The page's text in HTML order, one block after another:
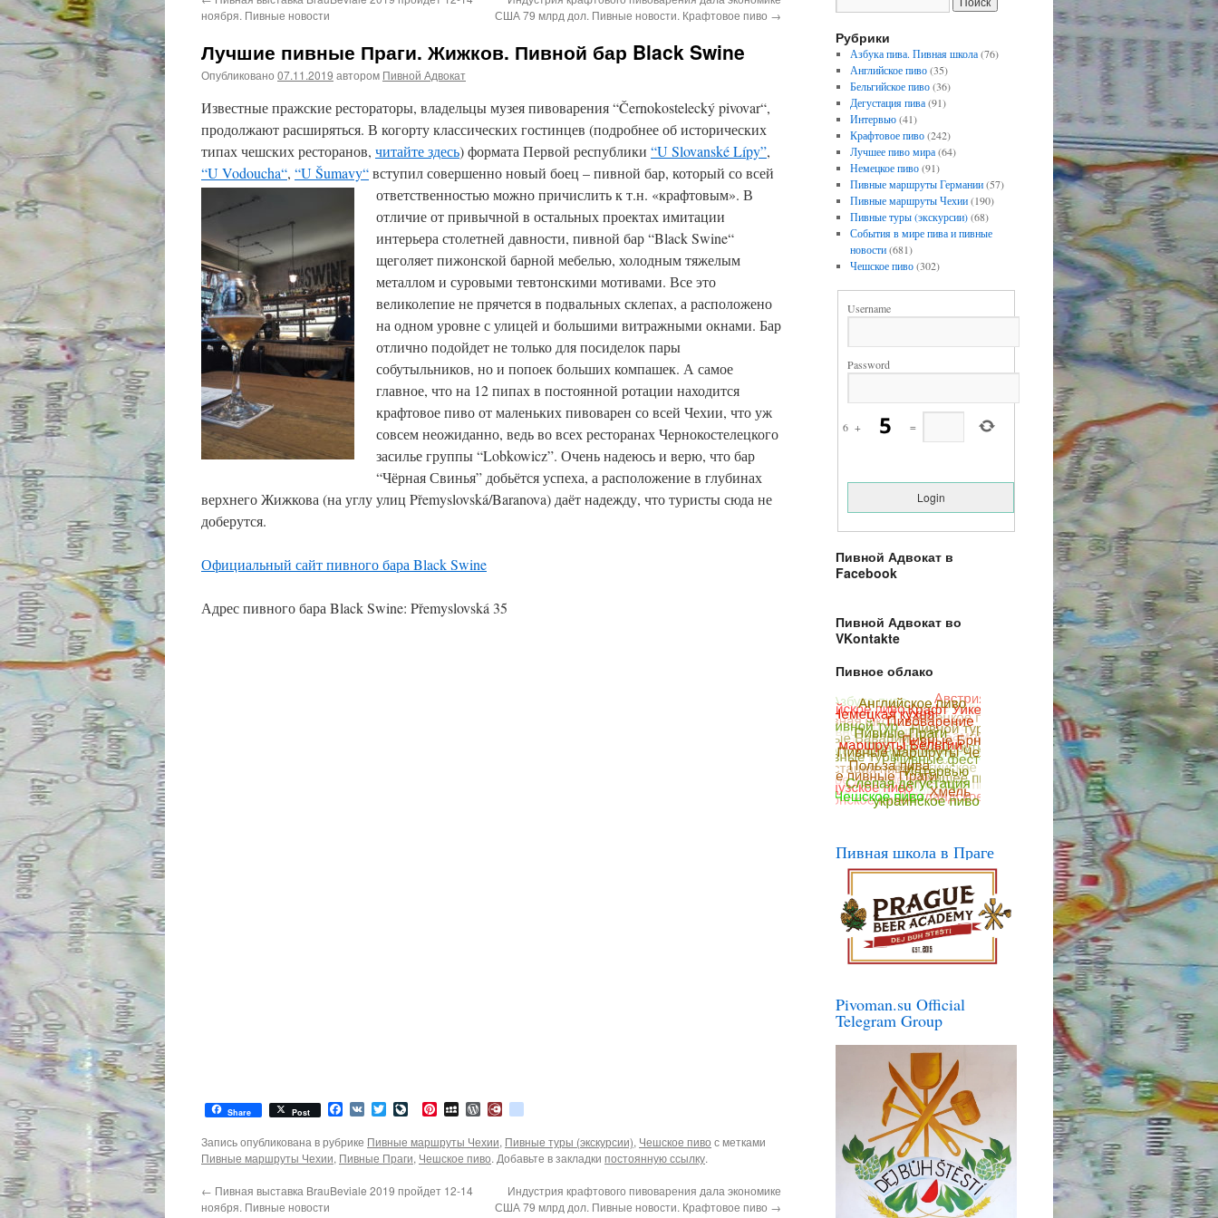
ноября. Пивные новости
США 79 млрд дол. Пивные новости. Крафтовое пиво →
Лучшие пивные Праги. Жижков. Пивной бар Black Swine
Опубликовано 07.11.2019 автором Пивной Адвокат
Известные пражские рестораторы, владельцы музея пивоварения “Černokostelecký pivovar“,
продолжают расширяться. В когорту классических гостинцев (подробнее об исторических
типах чешских ресторанов, читайте здесь) формата Первой республики “U Slovanské Lípy”,
“U Vodoucha“, “U Šumavy“вступил совершенно новый боец – пивной бар, который со всей
ответственностью можно причислить к т.н. «крафтовым». В
отличие от привычной в остальных проектах имитации
интерьера столетней давности, пивной бар “Black Swine“
щеголяет пижонской барной мебелью, холодным тяжелым
металлом и суровыми тевтонскими мотивами. Все это
великолепие не прячется в подвальных склепах, а расположено
на одном уровне с улицей и большими витражными окнами. Бар
отлично подойдет не только для посиделок пары
собутыльников, но и попоек больших компашек. А самое
главное, что на 12 пипах в постоянной ротации находится
крафтовое пиво от маленьких пивоварен со всей Чехии, что уж
совсем неожиданно, ведь во всех ресторанах Чернокостелецкого
засилье группы “Lobkowicz”. Очень надеюсь и верю, что бар
“Чёрная Свинья” добьётся успеха, а расположение в глубинах
верхнего Жижкова (на углу улиц Přemyslovská/Baranova) даёт надежду, что туристы сюда не
доберутся.
Официальный сайт пивного бара Black Swine
Адрес пивного бара Black Swine: Přemyslovská 35
Share Post Facebook
VK TwitterLiveJournal
PinterestMySpaceWordPress
Diary.Ru
Запись опубликована в рубрике Пивные маршруты Чехии, Пивные туры (экскурсии), Чешское пиво с метками
Пивные маршруты Чехии, Пивные Праги, Чешское пиво. Добавьте в закладки постоянную ссылку.
← Пивная выставка BrauBeviale 2019 пройдет 12-14
ноября. Пивные новости
Индустрия крафтового пивоварения дала экономике
США 79 млрд дол. Пивные новости. Крафтовое пиво →
Рубрики
Азбука пива. Пивная школа(76)
Английское пиво(35)
Бельгийское пиво(36)
Дегустация пива(91)
Интервью(41)
Крафтовое пиво(242)
Лучшее пиво мира(64)
Немецкое пиво(91)
Пивные маршруты Германии(57)
Пивные маршруты Чехии(190)
Пивные туры (экскурсии)(68)
События в мире пива и пивные
новости(681)
Чешское пиво(302)
Username
Password
6 + =
Пивной Адвокат в
Facebook
Пивной Адвокат во
VKontakte
Пивное облако
Пивная школа в Праге
Pivoman.su Official
Telegram Group